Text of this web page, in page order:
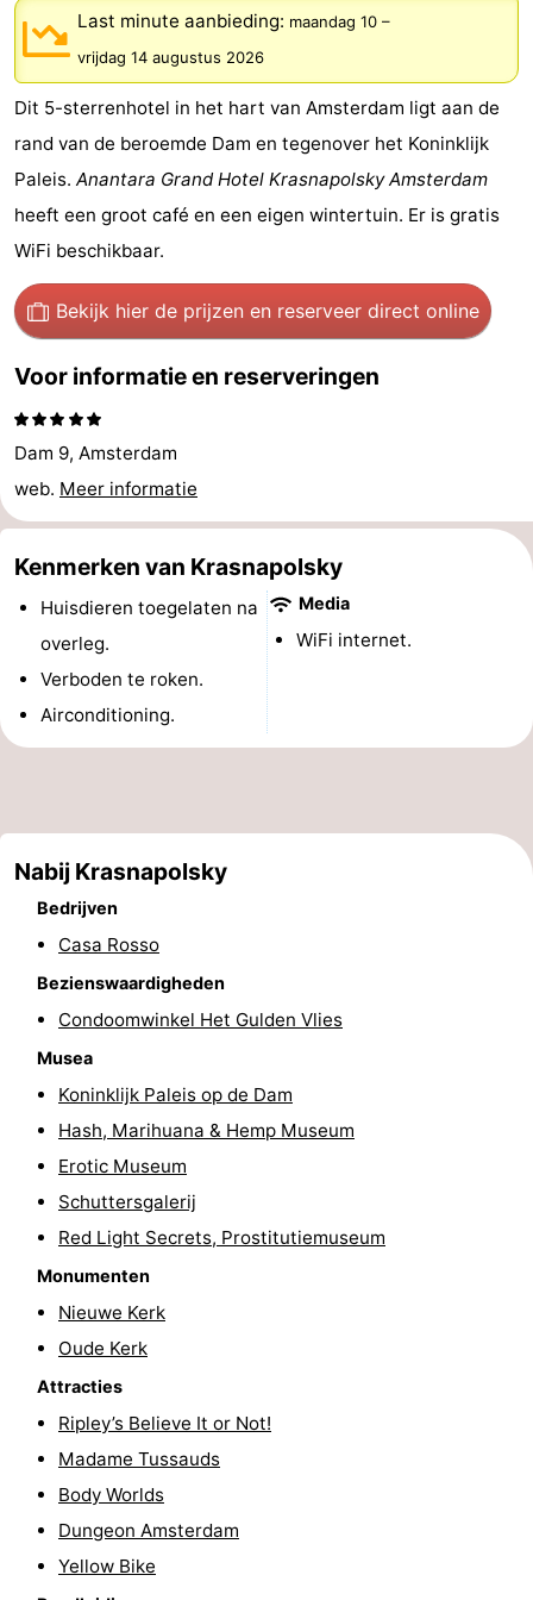
breakfasts)
Hotels
Vakantiehuizen
-
Het
Amsterdamse
Bos
-
Spaarnwoude
Last
minutes
Musea
&
Bezienswaardigheden
Musea
-
Monumenten
-
Kerken
-
Uitkijkpunten
Attracties
Rondvaarten
-
Experiences
Dorpen
Steden
Rondleidingen
Sporten
Fietsen
Wandelen
Amusement
Nachtleven
Winkelen
Markten
Warenhuizen
Evenementen
Uitgelicht
Grachtengordel
Last minute aanbieding: maandag 10 –
vrijdag 14 augustus 2026
Dit 5-sterrenhotel in het hart van Amsterdam ligt aan de
rand van de beroemde Dam en tegenover het Koninklijk
Paleis. Anantara Grand Hotel Krasnapolsky Amsterdam
heeft een groot café en een eigen wintertuin. Er is gratis
WiFi beschikbaar.
Bekijk hier de prijzen en reserveer direct online
Voor informatie en reserveringen
Dam 9, Amsterdam
web. Meer informatie
Kenmerken van Krasnapolsky
Huisdieren toegelaten na
overleg.
Verboden te roken.
Airconditioning.
Media
WiFi internet.
Nabij Krasnapolsky
Bedrijven
Casa Rosso
Bezienswaardigheden
Condoomwinkel Het Gulden Vlies
Musea
Koninklijk Paleis op de Dam
Hash, Marihuana & Hemp Museum
Erotic Museum
Schuttersgalerij
Red Light Secrets, Prostitutiemuseum
Monumenten
Nieuwe Kerk
Oude Kerk
Attracties
Ripley’s Believe It or Not!
Madame Tussauds
Body Worlds
Dungeon Amsterdam
Yellow Bike